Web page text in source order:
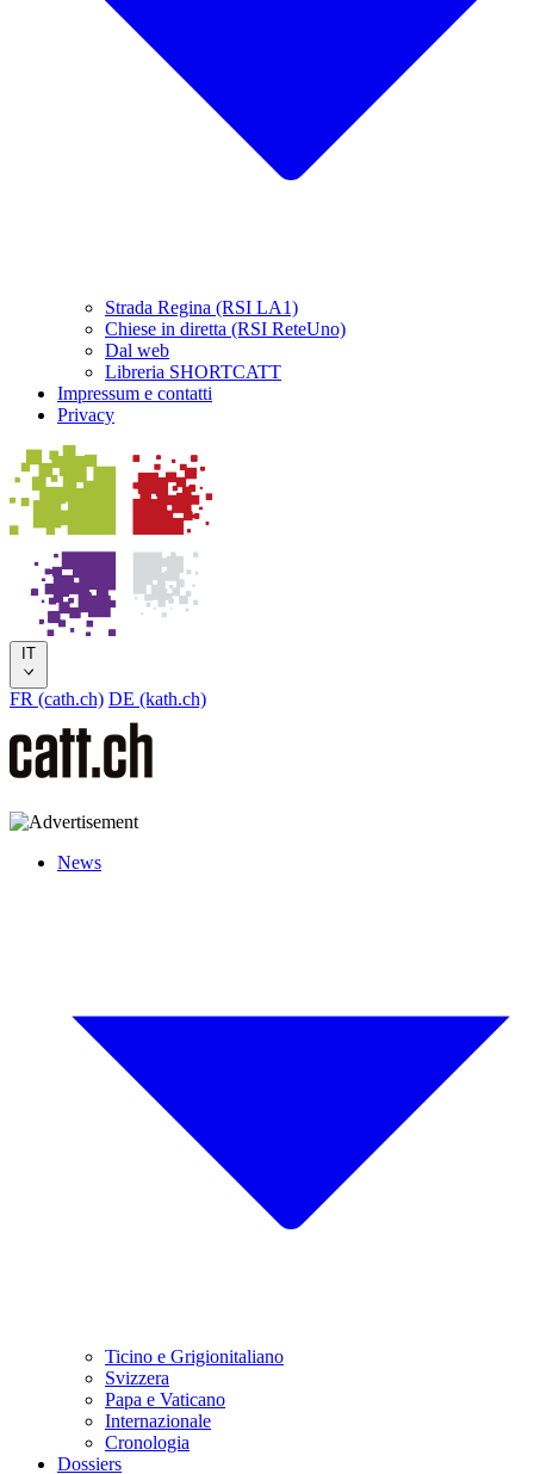
Strada Regina (RSI LA1)
Chiese in diretta (RSI ReteUno)
Dal web
Libreria SHORTCATT
Impressum e contatti
Privacy
IT
FR (cath.ch) DE (kath.ch)
News
Ticino e Grigionitaliano
Svizzera
Papa e Vaticano
Internazionale
Cronologia
Dossiers